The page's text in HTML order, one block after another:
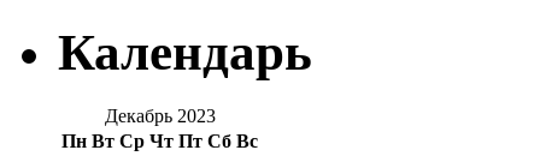
Календарь
Декабрь 2023
Пн Вт Ср Чт Пт Сб Вс